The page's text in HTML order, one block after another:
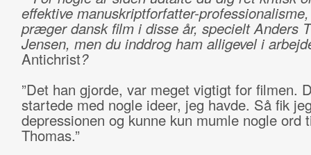
effektive manuskriptforfatter-
præger dansk film i disse år, specielt Anders
Jensen, men du inddrog ham alligevel i
Antichrist?
”Det han gjorde, var meget vigtigt for filmen.
startede med nogle ideer, jeg havde. Så fik
depressionen og kunne kun mumle nogle ord
Thomas.”